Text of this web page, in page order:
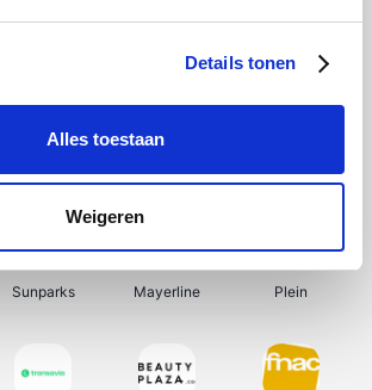
Details tonen
Alles toestaan
Weigeren
Bergfreunde SupraBazar Smartwatchbanden
Sunparks Mayerline Plein